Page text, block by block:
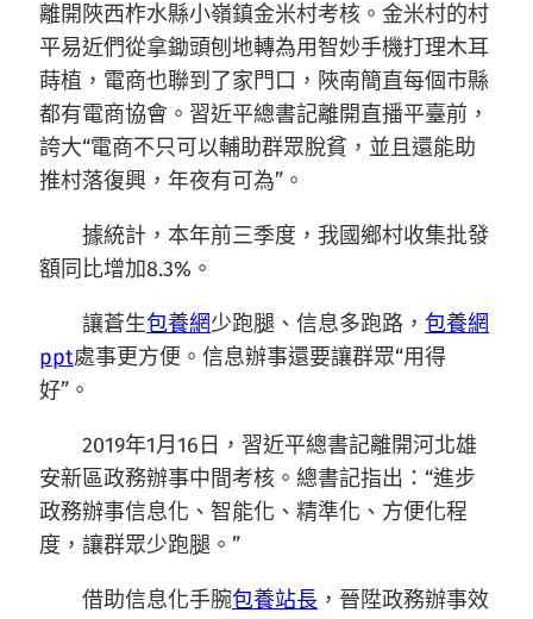
離開陜西柞水縣小嶺鎮金米村考核。金米村的村
平易近們從拿鋤頭刨地轉為用智妙手機打理木耳
蒔植，電商也聯到了家門口，陜南簡直每個市縣
都有電商協會。習近平總書記離開直播平臺前，
誇大“電商不只可以輔助群眾脫貧，並且還能助
推村落復興，年夜有可為”。
據統計，本年前三季度，我國鄉村收集批發
額同比增加8.3%。
讓蒼生包養網少跑腿、信息多跑路， 包養網
ppt處事更方便。信息辦事還要讓群眾“用得
好”。
2019年1月16日，習近平總書記離開河北雄
安新區政務辦事中間考核。總書記指出：“進步
政務辦事信息化、智能化、精準化、方便化程
度，讓群眾少跑腿。”
借助信息化手腕包養站長 ，晉陞政務辦事效